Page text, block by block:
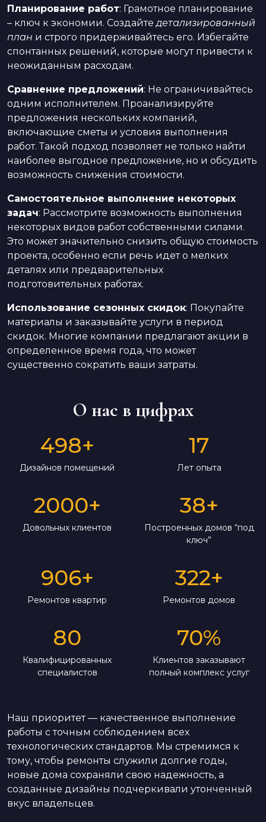
Планирование работ: Грамотное планирование
– ключ к экономии. Создайтедетализированный
план и строго придерживайтесь его. Избегайте
спонтанных решений, которые могут привести к
неожиданным расходам.
Сравнение предложений: Не ограничивайтесь
одним исполнителем. Проанализируйте
предложения нескольких компаний,
включающие сметы и условия выполнения
работ. Такой подход позволяет не только найти
наиболее выгодное предложение, но и обсудить
возможность снижения стоимости.
Самостоятельное выполнение некоторых
задач: Рассмотрите возможность выполнения
некоторых видов работ собственными силами.
Это может значительно снизить общую стоимость
проекта, особенно если речь идет о мелких
деталях или предварительных
подготовительных работах.
Использование сезонных скидок: Покупайте
материалы и заказывайте услуги в период
скидок. Многие компании предлагают акции в
определенное время года, что может
существенно сократить ваши затраты.
О нас в цифрах
498+
Дизайнов помещений
17
Лет опыта
2000+
Довольных клиентов
38+
Построенных домов “под
ключ”
906+
Ремонтов квартир
322+
Ремонтов домов
80
Квалифицированных
специалистов
70%
Клиентов заказывают
полный комплекс услуг
Наш приоритет — качественное выполнение
работы с точным соблюдением всех
технологических стандартов. Мы стремимся к
тому, чтобы ремонты служили долгие годы,
новые дома сохраняли свою надежность, а
созданные дизайны подчеркивали утонченный
вкус владельцев.